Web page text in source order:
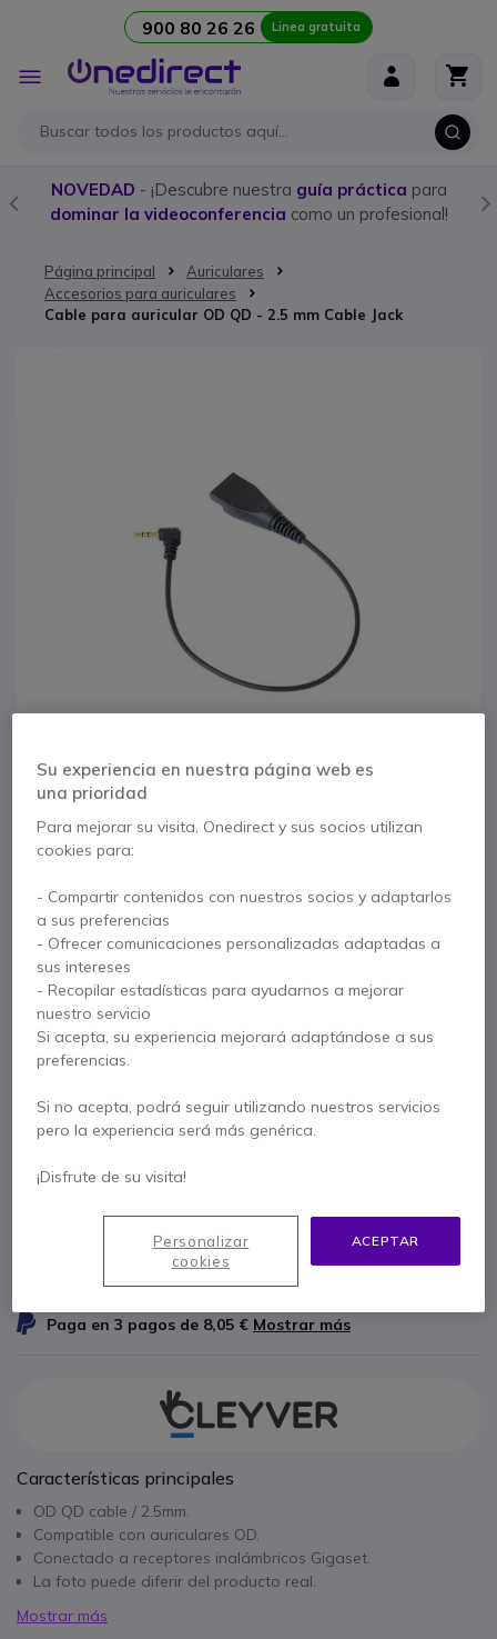
900 80 26 26 Linea gratuita
Toggle
Nav
NOVEDAD - ¡Descubre nuestra guía práctica para
dominar la videoconferencia como un profesional!
Página principal
Auriculares
Accesorios para auriculares
Cable para auricular OD QD - 2.5 mm Cable Jack
Cable para auricular
OD QD - 2.5 mm
Cable Jack
Ref. del producto: ODJACKSI // Ref. fabricante: ODJACKSI
Cable OD QD con conector de 2,5 mm compatible
con auriculares OD
19,95 € 24,14 € Iva incl.
Cantidad
PRESUPUESTO EN 4 H
en stock Entrega:24/48 h
Paga en 3 pagos de 8,05 € Mostrar más
Características principales
OD QD cable / 2.5mm.
Compatible con auriculares OD.
Conectado a receptores inalámbricos Gigaset.
La foto puede diferir del producto real.
Mostrar más
Su experiencia en nuestra página web es
una prioridad
Para mejorar su visita, Onedirect y sus socios utilizan
cookies para:
- Compartir contenidos con nuestros socios y adaptarlos
a sus preferencias
- Ofrecer comunicaciones personalizadas adaptadas a
sus intereses
- Recopilar estadísticas para ayudarnos a mejorar
nuestro servicio
Si acepta, su experiencia mejorará adaptándose a sus
preferencias.
Si no acepta, podrá seguir utilizando nuestros servicios
pero la experiencia será más genérica.
¡Disfrute de su visita!
ACEPTAR
Personalizar
cookies